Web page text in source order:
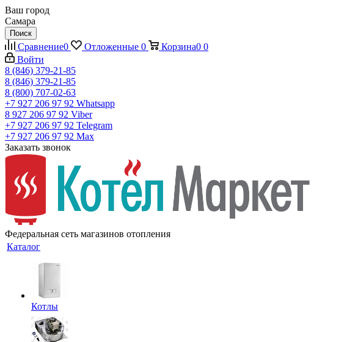
Ваш город
Самара
Поиск
Сравнение0 Отложенные 0 Корзина0 0
Войти
8 (846) 379-21-85
8 (846) 379-21-85
8 (800) 707-02-63
+7 927 206 97 92 Whatsapp
8 927 206 97 92 Viber
+7 927 206 97 92 Telegram
+7 927 206 97 92 Max
Заказать звонок
Федеральная сеть магазинов отопления
Каталог
Котлы